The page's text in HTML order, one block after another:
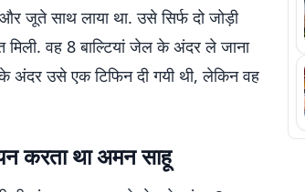
जूते साथ लाया था. उसे सिर्फ दो जोड़ी
वह 8 बाल्टियां जेल के अंदर ले जाना
अंदर उसे एक टिफिन दी गयी थी, लेकिन वह
करता था अमन साहू